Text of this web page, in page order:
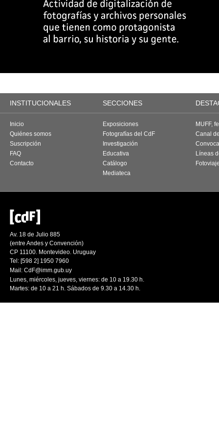
INSTITUCIONALES SECCIONES
Inicio
Quiénes somos
Suscripción
FAQ
Contacto
Exposiciones
Fotografías del CdF
Investigación
Educativa
Catálogo
Mediateca
MUFF,
Canal
Líneas
Av. 18 de Julio 885
(entre Andes y Convención)
CP 11100. Montevideo. Uruguay
Tel: [598 2] 1950 7960
Mail: CdF@imm.gub.uy
Lunes, miércoles, jueves, viernes: de 10 a 19.30 h.
Martes: de 10 a 21 h. Sábados de 9.30 a 14.30 h.